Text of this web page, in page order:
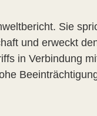
Sie
und erweckt
in Verbindung